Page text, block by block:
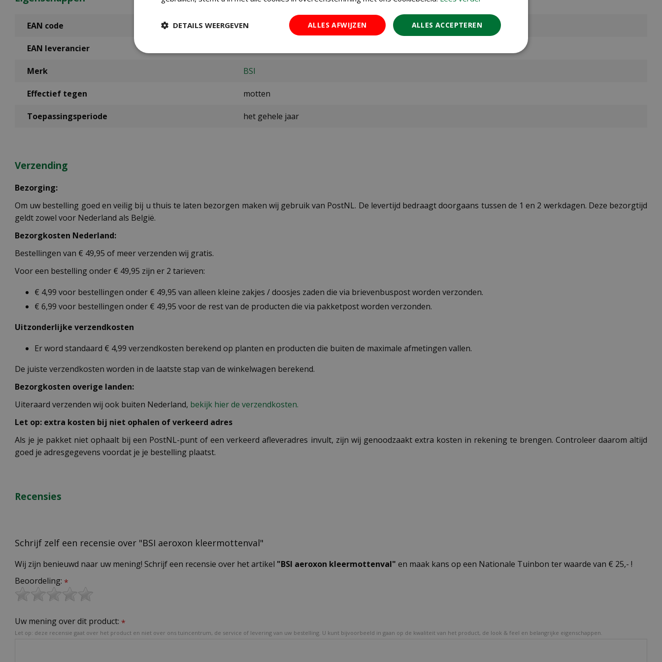
EAN code 4027600234402
EAN leverancier
Merk BSI
Effectief tegen motten
Toepassingsperiode het gehele jaar
Verzending
Bezorging:
Om uw bestelling goed en veilig bij u thuis te laten bezorgen maken wij gebruik van PostNL. De levertijd bedraagt doorgaans tussen de 1 en 2 werkdagen. Deze bezorgtijd
geldt zowel voor Nederland als België.
Bezorgkosten Nederland:
Bestellingen van € 49,95 of meer verzenden wij gratis.
Voor een bestelling onder € 49,95 zijn er 2 tarieven:
€ 4,99 voor bestellingen onder € 49,95 van alleen kleine zakjes / doosjes zaden die via brievenbuspost worden verzonden.
€ 6,99 voor bestellingen onder € 49,95 voor de rest van de producten die via pakketpost worden verzonden.
Uitzonderlijke verzendkosten
Er word standaard € 4,99 verzendkosten berekend op planten en producten die buiten de maximale afmetingen vallen.
De juiste verzendkosten worden in de laatste stap van de winkelwagen berekend.
Bezorgkosten overige landen:
Uiteraard verzenden wij ook buiten Nederland, bekijk hier de verzendkosten.
Let op: extra kosten bij niet ophalen of verkeerd adres
Als je je pakket niet ophaalt bij een PostNL-punt of een verkeerd afleveradres invult, zijn wij genoodzaakt extra kosten in rekening te brengen. Controleer daarom altijd
goed je adresgegevens voordat je je bestelling plaatst.
Recensies
Schrijf zelf een recensie over "BSI aeroxon kleermottenval"
Wij zijn benieuwd naar uw mening! Schrijf een recensie over het artikel "BSI aeroxon kleermottenval" en maak kans op een Nationale Tuinbon ter waarde van € 25,- !
Beoordeling: *
Uw mening over dit product: *
Let op: deze recensie gaat over het product en niet over ons tuincentrum, de service of levering van uw bestelling. U kunt bijvoorbeeld in gaan op de kwaliteit van het product, de look & feel en belangrijke eigenschappen.
ALLES ACCEPTEREN
ALLES AFWIJZEN
DETAILS WEERGEVEN